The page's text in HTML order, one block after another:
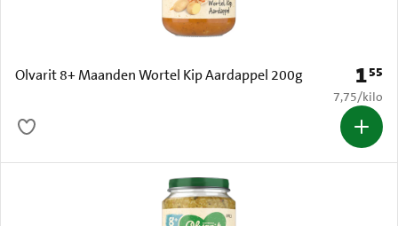
Olvarit 8+ Maanden Wortel Kip Aardappel 200g Prijs:
155
€ 7,75 per
7,75/kilo